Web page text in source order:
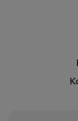
Cena nie zawiera